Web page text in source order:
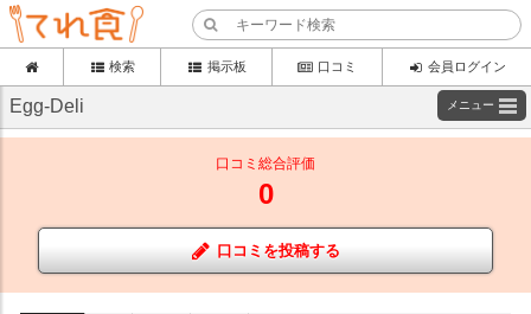
検索 掲示板 口コミ 会員ログイン
Egg-Deli メニュー
口コミ総合評価
0
口コミを投稿する